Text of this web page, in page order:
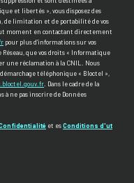
et libertés », vous disposez des
de limitation et de portabilité de vos
moment en contactant directement
pour plus d’informations sur vos
Réseau, que vos droits « Informatique
une réclamation à la CNIL. Nous
téléphonique « Bloctel »,
. Dans le cadre de la
à ne pas inscrire de Données
et esConditions d'ut